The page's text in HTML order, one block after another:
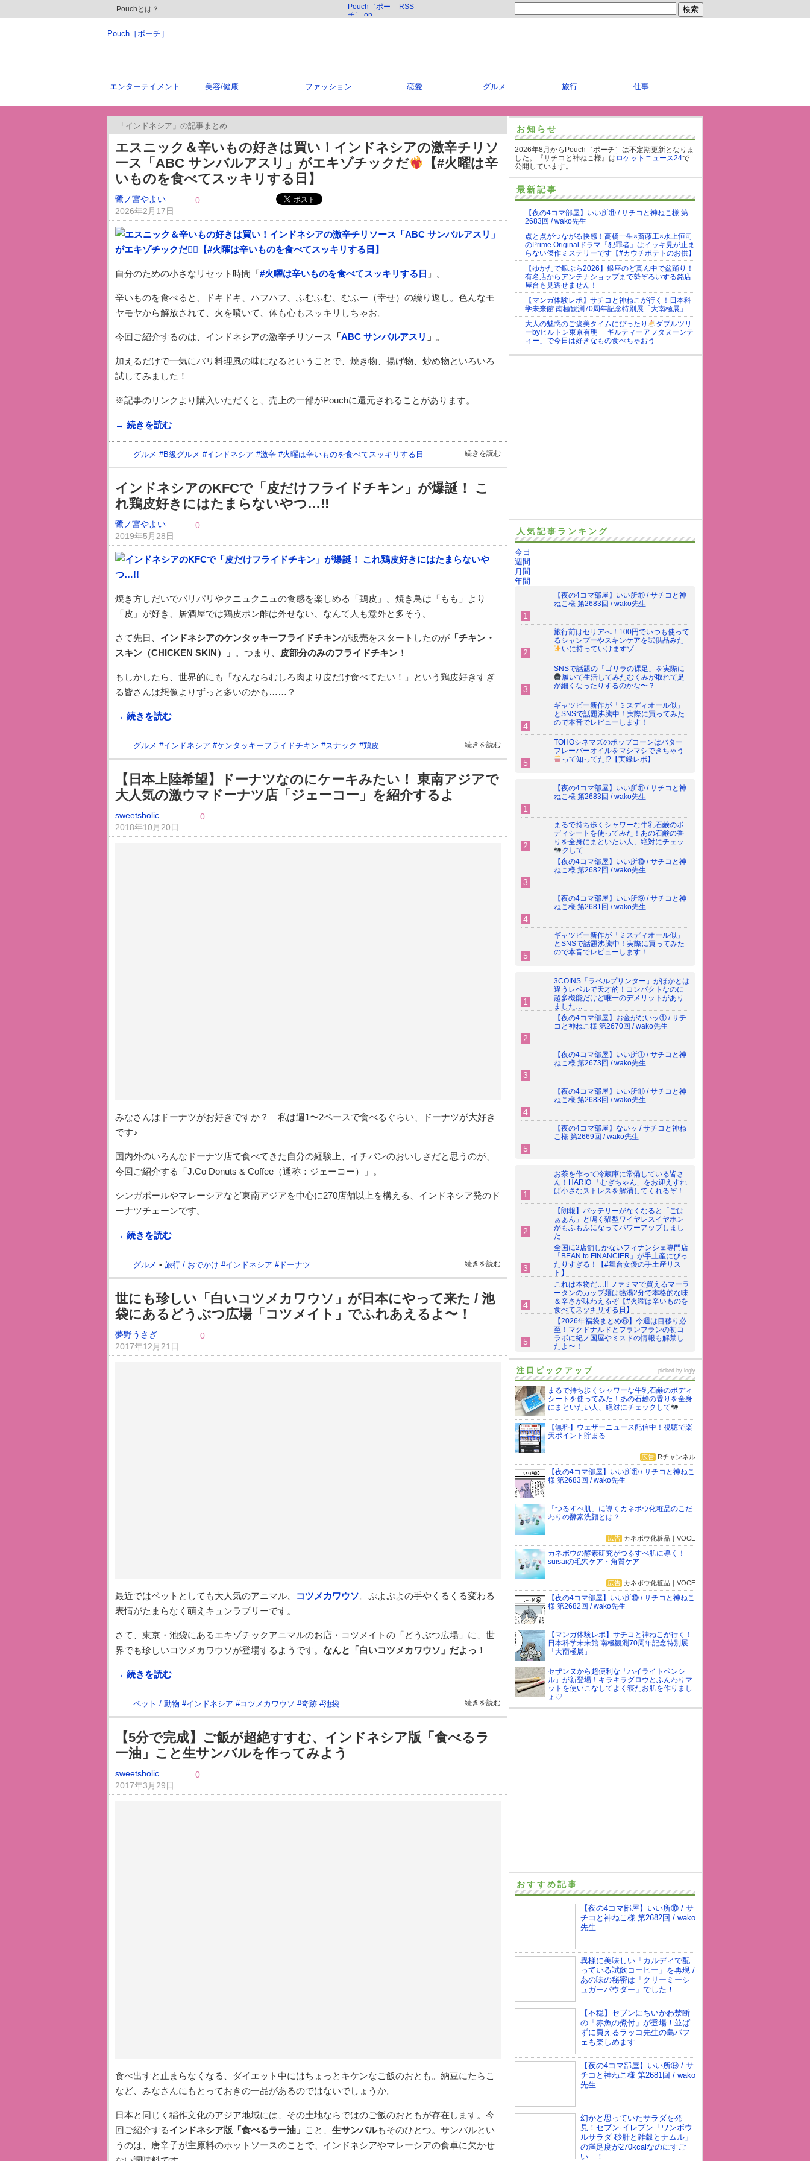
Pouchとは？
Pouch［ポー
チ］ on
RSS
Pouch［ポーチ］
エンターテイメント 美容/健康 ファッション 恋愛 グルメ 旅行 仕事
「インドネシア」の記事まとめ
エスニック＆辛いもの好きは買い！インドネシアの激辛チリソ
ース「ABC サンバルアスリ」がエキゾチックだ
【#火曜は辛
いものを食べてスッキリする日】
鷺ノ宮やよい
2026年2月17日
0
自分のための小さなリセット時間「#火曜は辛いものを食べてスッキリする日 」。
辛いものを食べると、ドキドキ、ハフハフ、ふむふむ、むふー（幸せ）の繰り返し。色んなモ
ヤモヤから解放されて、火を噴いて、体も心もスッキリしちゃお。
今回ご紹介するのは、インドネシアの激辛チリソース 「ABC サンバルアスリ 」 。
加えるだけで一気にバリ料理風の味になるということで、焼き物、揚げ物、炒め物といろいろ
試してみました！
※記事のリンクより購入いただくと、売上の一部がPouchに還元されることがあります。
→ 続きを読む
続きを読む
グルメ #B級グルメ #インドネシア #激辛#火曜は辛いものを食べてスッキリする日
インドネシアのKFCで「皮だけフライドチキン」が爆誕！ こ
れ鶏皮好きにはたまらないやつ…!!
鷺ノ宮やよい
2019年5月28日
0
焼き方しだいでパリパリやクニュクニュの食感を楽しめる「鶏皮」。焼き鳥は「もも」より
「皮」が好き、居酒屋では鶏皮ポン酢は外せない、なんて人も意外と多そう。
さて先日、 インドネシアのケンタッキーフライドチキンが販売をスタートしたのが「チキン・
スキン（CHICKEN SKIN）」 。つまり、 皮部分のみのフライドチキン！
もしかしたら、世界的にも「なんならむしろ肉より皮だけ食べてたい！」という鶏皮好きすぎ
る皆さんは想像よりずっと多いのかも……？
→ 続きを読む
続きを読む
グルメ #インドネシア #ケンタッキーフライドチキン #スナック #鶏皮
【日本上陸希望】ドーナツなのにケーキみたい！ 東南アジアで
大人気の激ウマドーナツ店「ジェーコー」を紹介するよ
sweetsholic
2018年10月20日
0
みなさんはドーナツがお好きですか？ 私は週1〜2ペースで食べるぐらい、ドーナツが大好き
です♪
国内外のいろんなドーナツ店で食べてきた自分の経験上、イチバンのおいしさだと思うのが、
今回ご紹介する「J.Co Donuts & Coffee（通称：ジェーコー）」。
シンガポールやマレーシアなど東南アジアを中心に270店舗以上を構える、インドネシア発のド
ーナツチェーンです。
→ 続きを読む
続きを読む
グルメ • 旅行 / おでかけ #インドネシア #ドーナツ
世にも珍しい「白いコツメカワウソ」が日本にやって来た / 池
袋にあるどうぶつ広場「コツメイト」でふれあえるよ〜！
夢野うさぎ
2017年12月21日
0
最近ではペットとしても大人気のアニマル、 コツメカワウソ。ぷよぷよの手やくるくる変わる
表情がたまらなく萌えキュンラブリーです。
さて、東京・池袋にあるエキゾチックアニマルのお店・コツメイトの「どうぶつ広場」に、世
界でも珍しいコツメカワウソが登場するようです。 なんと「白いコツメカワウソ」だよっ！
→ 続きを読む
続きを読む
ペット / 動物 #インドネシア #コツメカワウソ #奇跡#池袋
【5分で完成】ご飯が超絶すすむ、インドネシア版「食べるラ
ー油」こと生サンバルを作ってみよう
sweetsholic
2017年3月29日
0
食べ出すと止まらなくなる、ダイエット中にはちょっとキケンなご飯のおとも。納豆にたらこ
など、みなさんにもとっておきの一品があるのではないでしょうか。
日本と同じく稲作文化のアジア地域には、その土地ならではのご飯のおともが存在します。今
回ご紹介するインドネシア版「食べるラー油」 こと、 生サンバルもそのひとつ。サンバルとい
うのは、唐辛子が主原料のホットソースのことで、インドネシアやマレーシアの食卓に欠かせ
お知らせ
2026年8月からPouch［ポーチ］は不定期更新となりま
した。『サチコと神ねこ様』は ロケットニュース24で
公開しています。
最新記事
【夜の4コマ部屋】いい所⑪ / サチコと神ねこ様 第
2683回 / wako先生
点と点がつながる快感！高橋一生×斎藤工×水上恒司
のPrime Originalドラマ『犯罪者』はイッキ見が止ま
らない傑作ミステリーです【#カウチポテトのお供】
【ゆかたで銀ぶら2026】銀座のど真ん中で盆踊り！
有名店からアンテナショップまで勢ぞろいする銘店
屋台も見逃せません！
【マンガ体験レポ】サチコと神ねこが行く！日本科
学未来館 南極観測70周年記念特別展「大南極展」
大人の魅惑のご褒美タイムにぴったり
ダブルツリ
ーbyヒルトン東京有明 「ギルティーアフタヌーンテ
ィー」で今日は好きなもの食べちゃおう
人気記事ランキング
今日
週間
月間
年間
【夜の4コマ部屋】いい所⑪ / サチコと神
ねこ様 第2683回 / wako先生
旅行前はセリアへ！100円でいつも使って
るシャンプーやスキンケアを試供品みた
いに持っていけますゾ
SNSで話題の「ゴリラの裸足」を実際に
履いて生活してみたむくみが取れて足
が細くなったりするのかな〜？
ギャツビー新作が「ミスディオール似」
とSNSで話題沸騰中！実際に買ってみた
ので本音でレビューします！
TOHOシネマズのポップコーンはバター
フレーバーオイルをマシマシできちゃう
って知ってた!? 【実録レポ】
【夜の4コマ部屋】いい所⑪ / サチコと神
ねこ様 第2683回 / wako先生
まるで持ち歩くシャワーな牛乳石鹸のボ
ディシートを使ってみた！あの石鹸の香
りを全身にまといたい人、絶対にチェッ
クして
【夜の4コマ部屋】いい所⑩ / サチコと神
ねこ様 第2682回 / wako先生
【夜の4コマ部屋】いい所⑨ / サチコと神
ねこ様 第2681回 / wako先生
ギャツビー新作が「ミスディオール似」
とSNSで話題沸騰中！実際に買ってみた
ので本音でレビューします！
3COINS「ラベルプリンター」がほかとは
違うレベルで天才的！コンパクトなのに
超多機能だけど唯一のデメリットがあり
ました…
【夜の4コマ部屋】お金がないッ① / サチ
コと神ねこ様 第2670回 / wako先生
【夜の4コマ部屋】いい所① / サチコと神
ねこ様 第2673回 / wako先生
【夜の4コマ部屋】いい所⑪ / サチコと神
ねこ様 第2683回 / wako先生
【夜の4コマ部屋】ないッ / サチコと神ね
こ様 第2669回 / wako先生
お茶を作って冷蔵庫に常備している皆さ
ん！HARIO 「むぎちゃん」をお迎えすれ
ば小さなストレスを解消してくれるぞ！
【朗報】バッテリーがなくなると「ごは
ぁぁん」と鳴く猫型ワイヤレスイヤホン
がもふもふになってパワーアップしまし
た
全国に2店舗しかないフィナンシェ専門店
「BEAN to FINANCIER」が手土産にぴっ
たりすぎる！【#舞台女優の手土産リス
ト】
これは本物だ…!! ファミマで買えるマーラ
ータンのカップ麺は熱湯2分で本格的な味
＆辛さが味わえるぞ【#火曜は辛いものを
食べてスッキリする日】
【2026年福袋まとめ⑥】今週は目移り必
至！マクドナルドとフランフランの初コ
ラボに紀ノ国屋やミスドの情報も解禁し
たよ〜！
注目ピックアップ
まるで持ち歩くシャワーな牛乳石鹸のボディ
シートを使ってみた！あの石鹸の香りを全身
にまといたい人、絶対にチェックして
【無料】ウェザーニュース配信中！視聴で楽
天ポイント貯まる
広告Rチャンネル
【夜の4コマ部屋】いい所⑪ / サチコと神ねこ
様 第2683回 / wako先生
「つるすべ肌」に導くカネボウ化粧品のこだ
わりの酵素洗顔とは？
広告カネボウ化粧品｜VOCE
カネボウの酵素研究がつるすべ肌に導く！
suisaiの毛穴ケア・角質ケア
広告カネボウ化粧品｜VOCE
【夜の4コマ部屋】いい所⑩ / サチコと神ねこ
様 第2682回 / wako先生
【マンガ体験レポ】サチコと神ねこが行く！
日本科学未来館 南極観測70周年記念特別展
「大南極展」
セザンヌから超便利な「ハイライトペンシ
ル」が新登場！キラキラグロウとふんわりマ
ットを使いこなしてよく寝たお肌を作りまし
ょ♡
picked by logly
おすすめ記事
【夜の4コマ部屋】いい所⑩ / サ
チコと神ねこ様 第2682回 / wako
先生
異様に美味しい「カルディで配
っている試飲コーヒー」を再現 /
あの味の秘密は「クリーミーシ
ュガーパウダー」でした！
【不穏】セブンにちいかわ禁断
の「赤魚の煮付」が登場！並ば
ずに買えるラッコ先生の島パフ
ェも楽しめます
【夜の4コマ部屋】いい所⑨ / サ
チコと神ねこ様 第2681回 / wako
先生
幻かと思っていたサラダを発
見！セブン-イレブン「ワンボウ
ルサラダ 砂肝と雑穀とナムル」
の満足度が270kcalなのにすご
い…！